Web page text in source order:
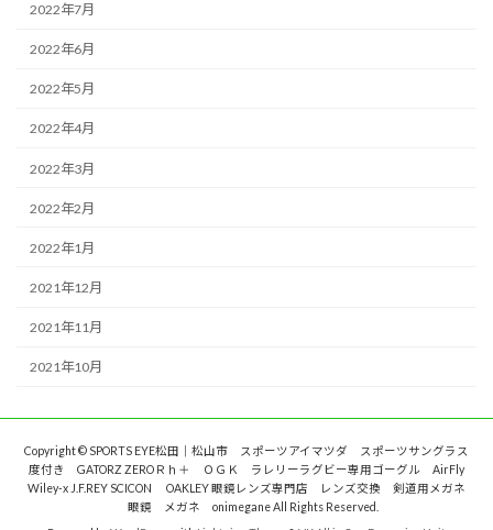
2022年7月
2022年6月
2022年5月
2022年4月
2022年3月
2022年2月
2022年1月
2021年12月
2021年11月
2021年10月
Copyright © SPORTS EYE松田｜松山市 スポーツアイマツダ スポーツサングラス
度付き GATORZ ZEROＲｈ＋ ＯＧＫ ラレリーラグビー専用ゴーグル AirFly
Wiley-x J.F.REY SCICON OAKLEY 眼鏡レンズ専門店 レンズ交換 剣道用メガネ
眼鏡 メガネ onimegane All Rights Reserved.